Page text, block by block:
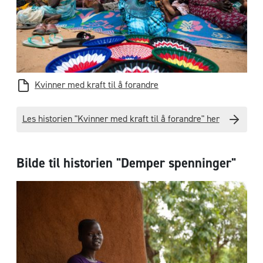
Kvinner med kraft til å forandre
Les historien "Kvinner med kraft til å forandre" her
Bilde til historien "Demper spenninger"